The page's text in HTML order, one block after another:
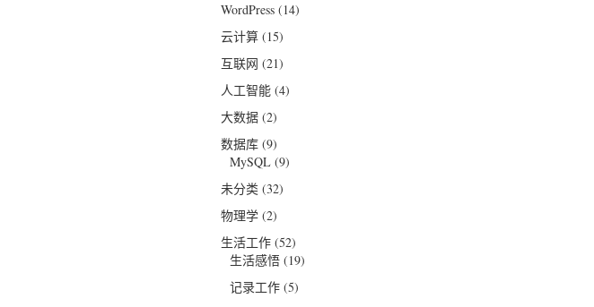
WordPress(14)
云计算(15)
互联网 (21)
人工智能(4)
大数据(2)
数据库(9)
MySQL(9)
未分类 (32)
物理学(2)
生活工作(52)
生活感悟(19)
记录工作(5)